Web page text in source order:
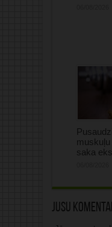
saka
Jūsu